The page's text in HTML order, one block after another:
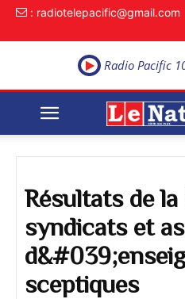
: radiotelepacific@gmail.com
Radio Pacific
Résultats de la
syndicats et
sceptiques